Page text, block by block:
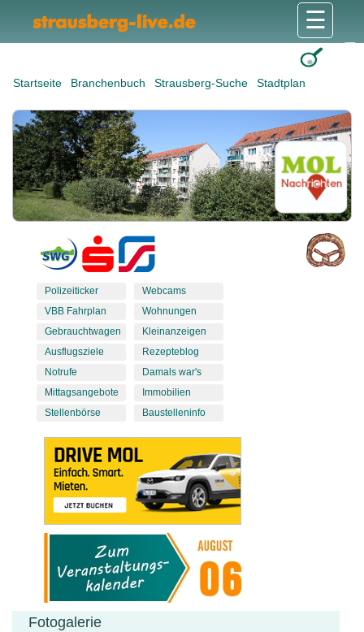
Startseite Branchenbuch Strausberg-Suche Stadtplan
☰
Polizeiticker
VBB Fahrplan
Gebrauchtwagen
Ausflugsziele
Notrufe
Mittagsangebote
Stellenbörse
Webcams
Wohnungen
Kleinanzeigen
Rezepteblog
Damals war's
Immobilien
Baustelleninfo
Fotogalerie